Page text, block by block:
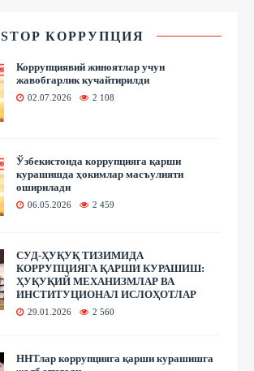
STOP КОРРУПЦИЯ
Коррупциявий жиноятлар учун
жавобгарлик кучайтирилди
02.07.2026 2 108
Ўзбекистонда коррупцияга қарши
курашишда ҳокимлар масъулияти
оширилади
06.05.2026 2 459
СУД-ҲУҚУҚ ТИЗИМИДА
КОРРУПЦИЯГА ҚАРШИ КУРАШИШ:
ҲУҚУҚИЙ МЕХАНИЗМЛАР ВА
ИНСТИТУЦИОНАЛ ИСЛОҲОТЛАР
29.01.2026 2 560
ННТлар коррупцияга қарши курашишга